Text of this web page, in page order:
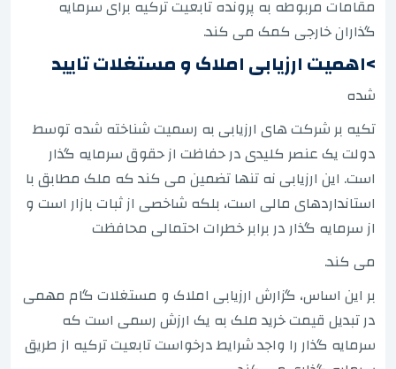
مقامات مربوطه به پرونده تابعیت ترکیه برای سرمایه
گذاران خارجی کمک می کند.
>اهمیت ارزیابی املاک و مستغلات تایید
شده
تکیه بر شرکت های ارزیابی به رسمیت شناخته شده توسط
دولت یک عنصر کلیدی در حفاظت از حقوق سرمایه گذار
است. این ارزیابی نه تنها تضمین می کند که ملک مطابق با
استانداردهای مالی است، بلکه شاخصی از ثبات بازار است و
از سرمایه گذار در برابر خطرات احتمالی محافظت
می کند.
بر این اساس، گزارش ارزیابی املاک و مستغلات گام مهمی
در تبدیل قیمت خرید ملک به یک ارزش رسمی است که
سرمایه گذار را واجد شرایط درخواست تابعیت ترکیه از طریق